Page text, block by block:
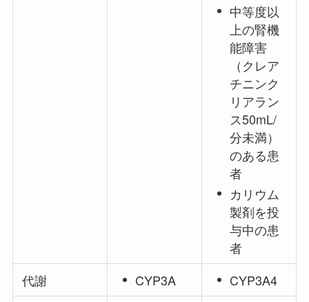
中等度以
上の腎機
能障害
（クレア
チニンク
リアラン
ス50mL/
分未満）
のある患
者
カリウム
製剤を投
与中の患
者
代謝
CYP3A CYP3A4